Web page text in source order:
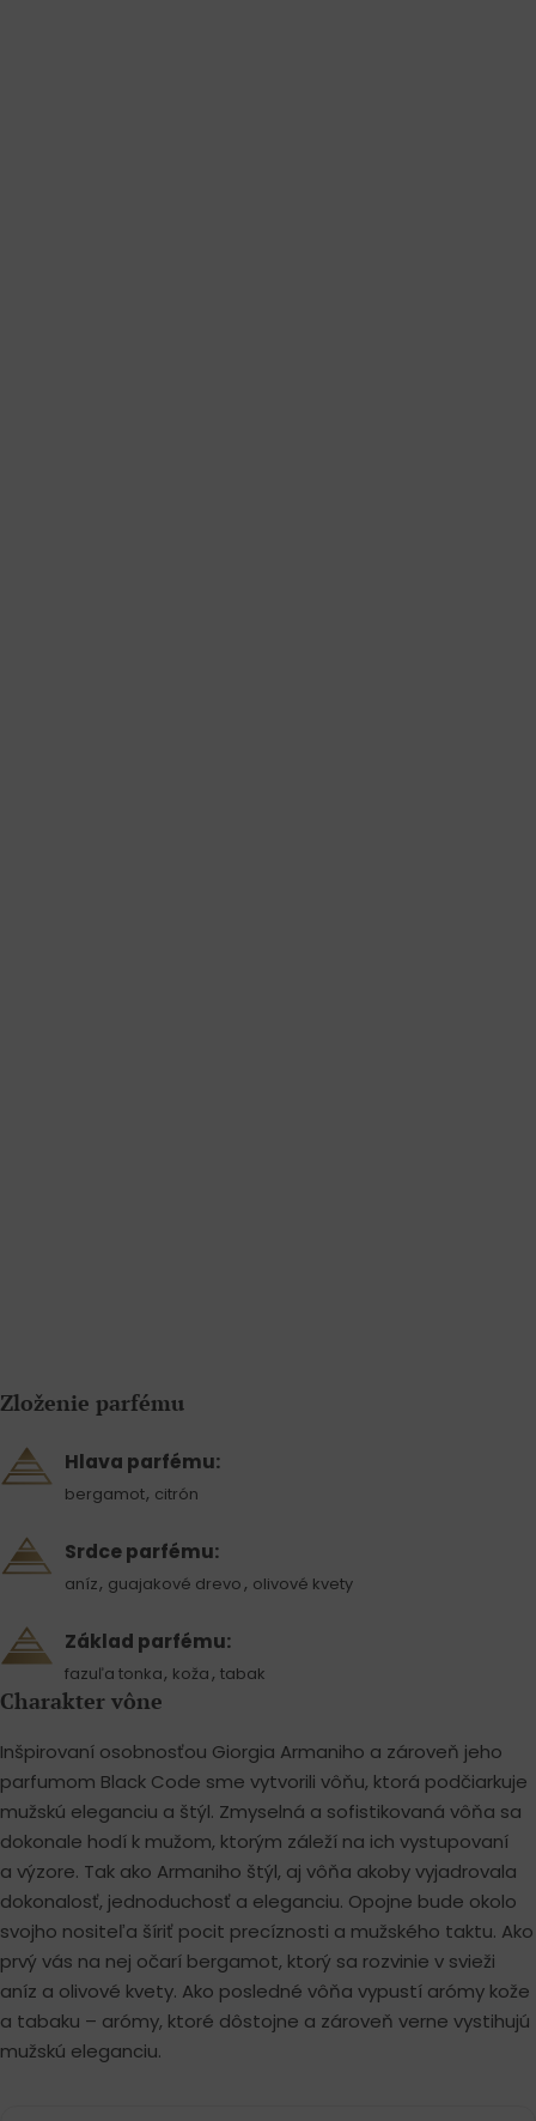
Zloženie parfému
Hlava parfému:
bergamot, citrón
Srdce parfému:
aníz, guajakové drevo , olivové kvety
Základ parfému:
fazuľa tonka, koža , tabak
Charakter vône
Inšpirovaní osobnosťou Giorgia Armaniho a zároveň jeho
parfumom Black Code sme vytvorili vôňu, ktorá podčiarkuje
mužskú eleganciu a štýl. Zmyselná a sofistikovaná vôňa sa
dokonale hodí k mužom, ktorým záleží na ich vystupovaní
a výzore. Tak ako Armaniho štýl, aj vôňa akoby vyjadrovala
dokonalosť, jednoduchosť a eleganciu. Opojne bude okolo
svojho nositeľa šíriť pocit precíznosti a mužského taktu. Ako
prvý vás na nej očarí bergamot, ktorý sa rozvinie v svieži
aníz a olivové kvety. Ako posledné vôňa vypustí arómy kože
a tabaku – arómy, ktoré dôstojne a zároveň verne vystihujú
mužskú eleganciu.